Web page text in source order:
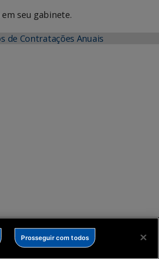
seu gabinete.
de Contratações Anuais
Prosseguir com todos